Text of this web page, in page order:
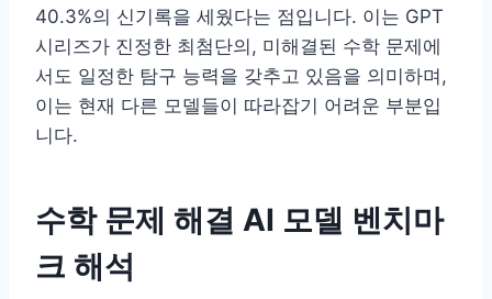
40.3%의 신기록을 세웠다는 점입니다. 이는 GPT
시리즈가 진정한 최첨단의, 미해결된 수학 문제에
서도 일정한 탐구 능력을 갖추고 있음을 의미하며,
이는 현재 다른 모델들이 따라잡기 어려운 부분입
니다.
수학 문제 해결 AI 모델 벤치마
크 해석